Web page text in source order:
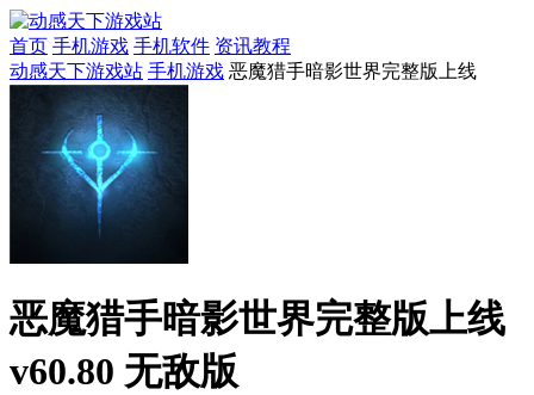
首页 手机游戏 手机软件 资讯教程
动感天下游戏站 手机游戏 恶魔猎手暗影世界完整版上线
恶魔猎手暗影世界完整版上线
v60.80 无敌版